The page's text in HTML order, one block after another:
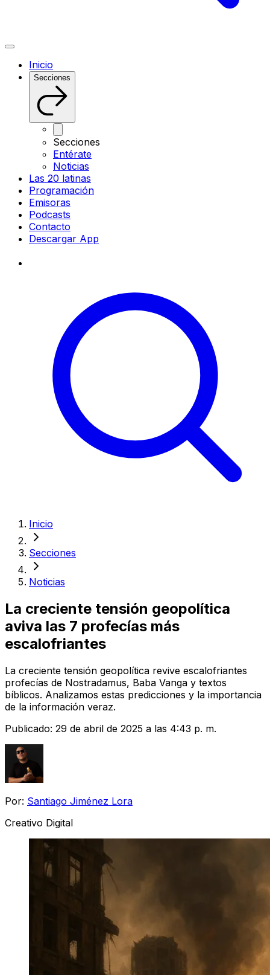
Inicio
Secciones
Secciones
Entérate
Noticias
Las 20 latinas
Programación
Emisoras
Podcasts
Contacto
Descargar App
Inicio
Secciones
Noticias
La creciente tensión geopolítica
aviva las 7 profecías más
escalofriantes
La creciente tensión geopolítica revive escalofriantes
profecías de Nostradamus, Baba Vanga y textos
bíblicos. Analizamos estas predicciones y la importancia
de la información veraz.
Publicado: 29 de abril de 2025 a las 4:43 p. m.
Por: Santiago Jiménez Lora
Creativo Digital